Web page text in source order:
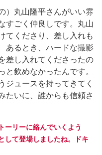
）丸山隆平さんがいい雰
すごく仲良しです。丸山
てくださり、差し入れも
あるとき、ハードな撮影
差し入れてくださったの
と飲めなかったんです。
ジュースを持ってきてく
いに、誰からも信頼さ
リーに絡んでいくよう
して登場しましたね。ドキ